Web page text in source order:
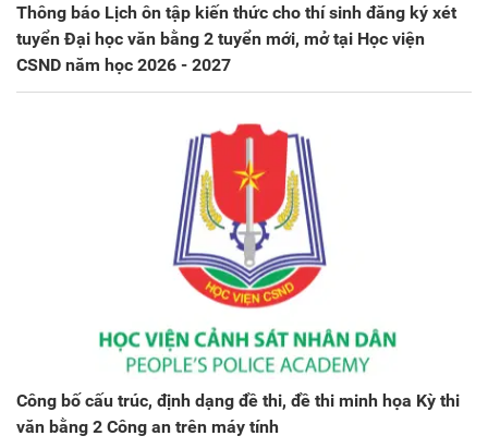
Thông báo Lịch ôn tập kiến thức cho thí sinh đăng ký xét
tuyển Đại học văn bằng 2 tuyển mới, mở tại Học viện
CSND năm học 2026 - 2027
Công bố cấu trúc, định dạng đề thi, đề thi minh họa Kỳ thi
văn bằng 2 Công an trên máy tính